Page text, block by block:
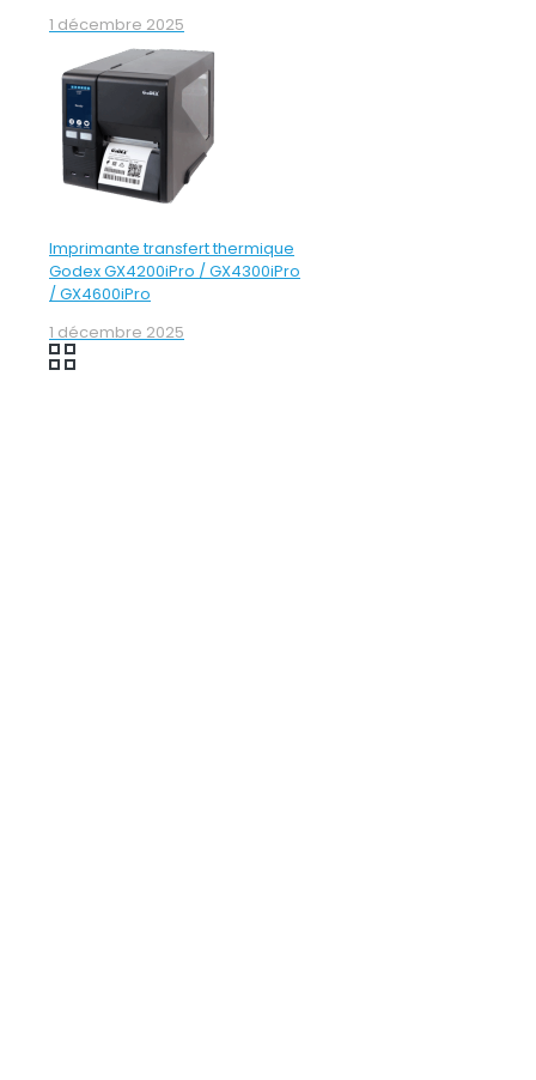
1 décembre 2025
Imprimante transfert thermique
Godex GX4200iPro / GX4300iPro
/ GX4600iPro
1 décembre 2025